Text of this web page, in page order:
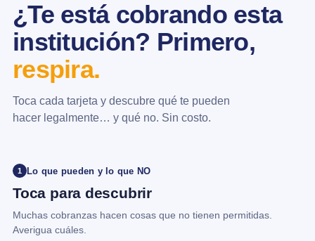
¿Te está cobrando esta
institución? Primero,
respira.
Toca cada tarjeta y descubre qué te pueden
hacer legalmente… y qué no. Sin costo.
1 Lo que pueden y lo que NO
Toca para descubrir
Muchas cobranzas hacen cosas que no tienen permitidas.
Averigua cuáles.